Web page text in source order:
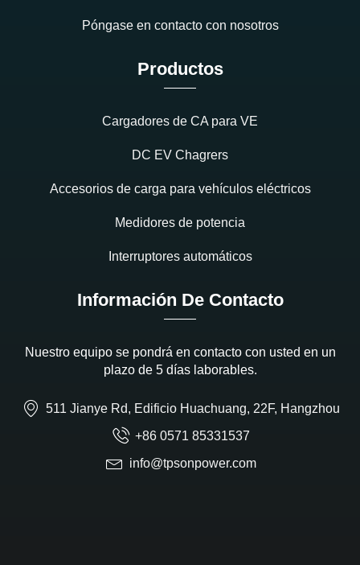
Póngase en contacto con nosotros
Productos
Cargadores de CA para VE
DC EV Chagrers
Accesorios de carga para vehículos eléctricos
Medidores de potencia
Interruptores automáticos
Información De Contacto
Nuestro equipo se pondrá en contacto con usted en un
plazo de 5 días laborables.
511 Jianye Rd, Edificio Huachuang, 22F, Hangzhou
+86 0571 85331537
info@tpsonpower.com